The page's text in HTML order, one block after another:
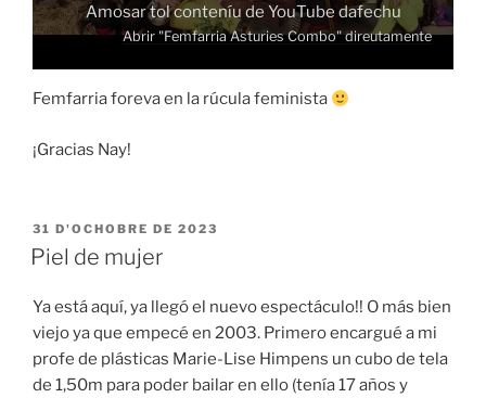
Amosar tol conteníu de YouTube dafechu
Abrir "Femfarria Asturies Combo" direutamente
Femfarria foreva en la rúcula feminista
¡Gracias Nay!
ESPUBLIZÁU
EN
31 D'OCHOBRE DE 2023
Piel de mujer
Ya está aquí, ya llegó el nuevo espectáculo!! O más bien
viejo ya que empecé en 2003. Primero encargué a mi
profe de plásticas Marie-Lise Himpens un cubo de tela
de 1,50m para poder bailar en ello (tenía 17 años y